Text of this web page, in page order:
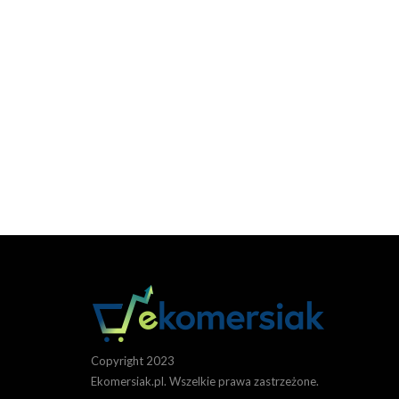
Copyright 2023
Ekomersiak.pl. Wszelkie prawa zastrzeżone.